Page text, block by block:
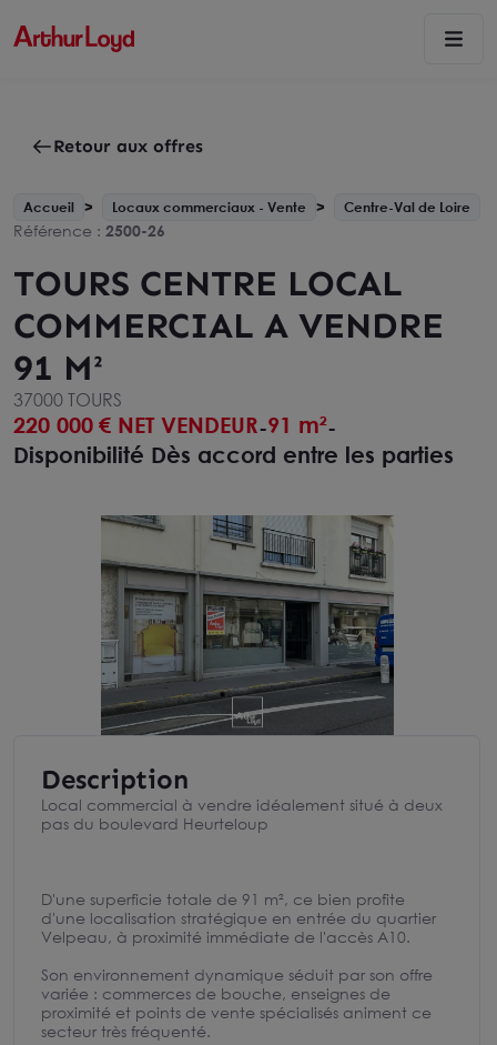
Retour aux offres
Accueil Locaux commerciaux - Vente Centre-Val de Loire
Référence : 2500-26
TOURS CENTRE LOCAL
COMMERCIAL A VENDRE
91 M²
37000 TOURS
220 000 € NET VENDEUR-91 m²-
Disponibilité Dès accord entre les parties
Description
Local commercial à vendre idéalement situé à deux
pas du boulevard Heurteloup
D'une superficie totale de 91 m², ce bien profite
d'une localisation stratégique en entrée du quartier
Velpeau, à proximité immédiate de l'accès A10.
Son environnement dynamique séduit par son offre
variée : commerces de bouche, enseignes de
proximité et points de vente spécialisés animent ce
secteur très fréquenté.